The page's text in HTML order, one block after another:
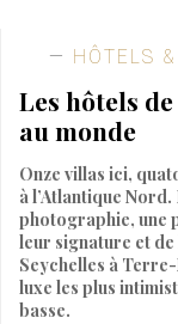
HÔTELS
Les hôtels
au monde
Onze villas ici,
à l’Atlantique
photographie, une
leur signature et
Seychelles à
luxe les plus
basse.